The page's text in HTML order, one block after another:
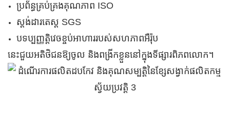
ប្រព័ន្ធគ្រប់គ្រងគុណភាព ISO
ស្តង់ដារតេស្ត SGS
បទប្បញ្ញត្តិវេចខ្ចប់អាហាររបស់សហភាពអឺរ៉ុប
នេះជួយអតិថិជនឱ្យចូល និងពង្រីកខ្លួននៅក្នុងទីផ្សារពិភពលោក។